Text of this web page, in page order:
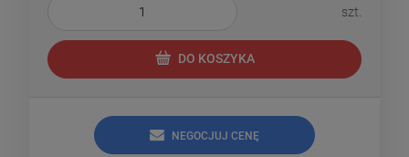
szt.
DO KOSZYKA
NEGOCJUJ CENĘ